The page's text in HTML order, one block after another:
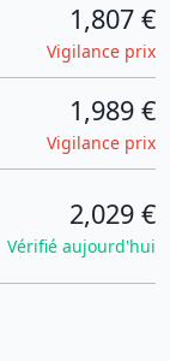
1,807 €
Vigilance prix
1,989 €
Vigilance prix
2,029 €
Vérifié aujourd'hui